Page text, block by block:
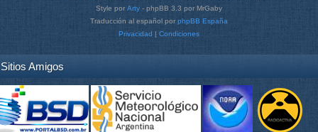
Style por Arty - phpBB 3.3 por MrGaby
Traducción al español por phpBB España
Privacidad | Condiciones
Sitios Amigos